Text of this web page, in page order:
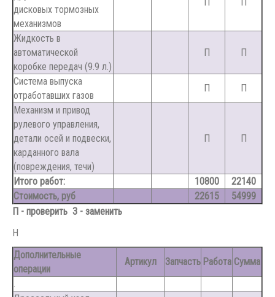
дисковых тормозных
механизмов
Жидкость в
автоматической
коробке передач (9.9 л.)
П П
Система выпуска
отработавших газов
П
П
Механизм и привод
рулевого управления,
детали осей и подвески,
карданного вала
(повреждения, течи)
П П
Итого работ: 10800
22140
Стоимость, руб
22615
54999
П - проверить З - заменить
Н
Дополнительные
операции
Артикул Запчасть Работа Сумма
.